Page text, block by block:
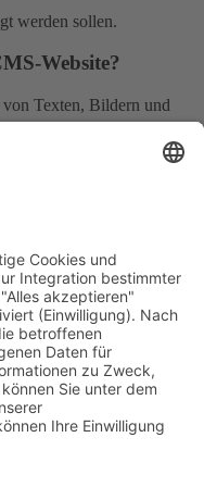
werden sollen.
Website?
Texten, Bildern und
Mathias